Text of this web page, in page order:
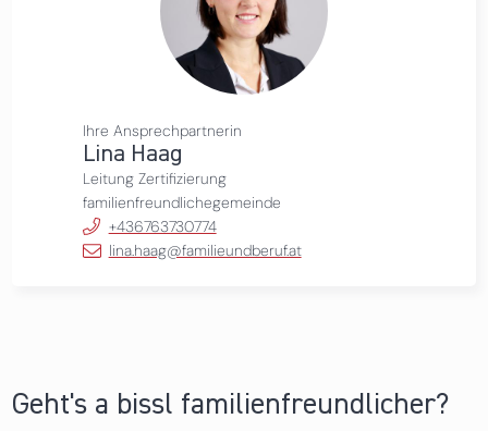
Ihre Ansprechpartnerin
Lina Haag
Leitung Zertifizierung
familienfreundlichegemeinde
+436763730774
lina.haag@familieundberuf.at
Geht's a bissl familienfreundlicher?